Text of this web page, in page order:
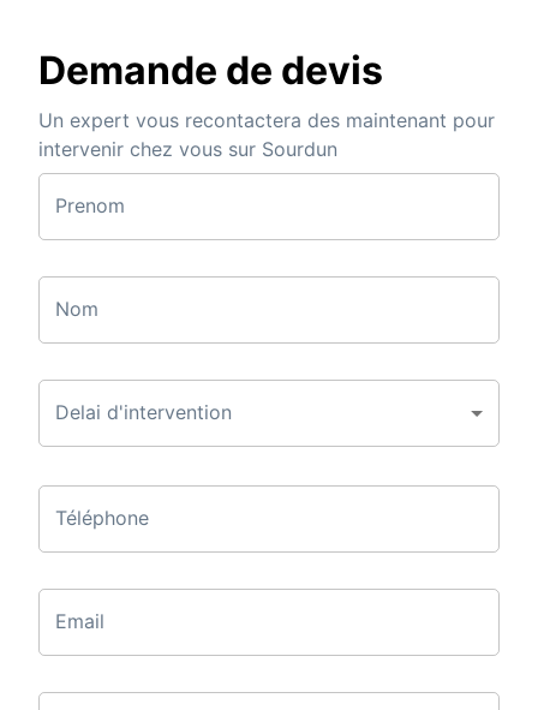
Demande de devis
Un expert vous recontactera des maintenant pour
intervenir chez vous sur Sourdun
Prenom
Nom
Delai d'intervention
Téléphone
Email